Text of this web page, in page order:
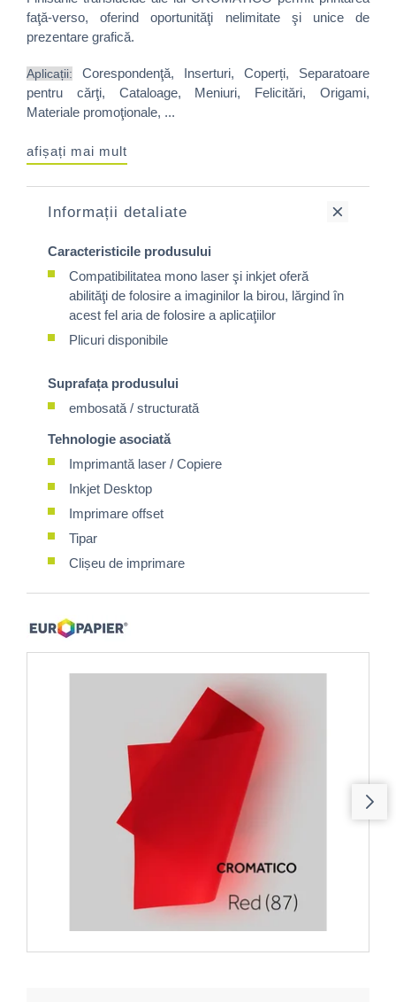
faţă-verso, oferind oportunităţi nelimitate şi unice de
prezentare grafică.
Aplicații: Corespondenţă, Inserturi, Coperți, Separatoare
pentru cărţi, Cataloage, Meniuri, Felicitări, Origami,
Materiale promoţionale, ...
afișați mai mult
Informații detaliate
Caracteristicile produsului
Compatibilitatea mono laser şi inkjet oferă
abilităţi de folosire a imaginilor la birou, lărgind în
acest fel aria de folosire a aplicaţiilor
Plicuri disponibile
Suprafața produsului
embosată / structurată
Tehnologie asociată
Imprimantă laser / Copiere
Inkjet Desktop
Imprimare offset
Tipar
Clișeu de imprimare